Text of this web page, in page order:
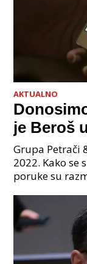
AKTUALNO
je Beroš
sljedeći
Grupa Petrači
2022. Kako se
poruke su